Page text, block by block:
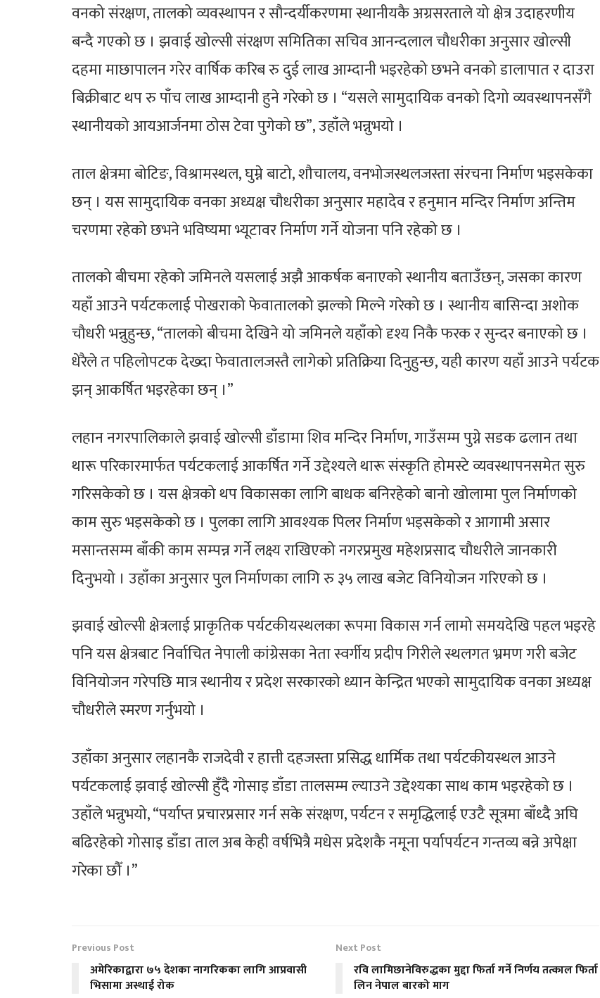
वनको संरक्षण, तालको व्यवस्थापन र सौन्दर्यीकरणमा स्थानीयकै अग्रसरताले यो क्षेत्र उदाहरणीय
बन्दै गएको छ । झवाई खोल्सी संरक्षण समितिका सचिव आनन्दलाल चौधरीका अनुसार खोल्सी
दहमा माछापालन गरेर वार्षिक करिब रु दुई लाख आम्दानी भइरहेको छभने वनको डालापात र दाउरा
बिक्रीबाट थप रु पाँच लाख आम्दानी हुने गरेको छ । “यसले सामुदायिक वनको दिगो व्यवस्थापनसँगै
स्थानीयको आयआर्जनमा ठोस टेवा पुगेको छ”, उहाँले भन्नुभयो ।
ताल क्षेत्रमा बोटिङ, विश्रामस्थल, घुम्ने बाटो, शौचालय, वनभोजस्थलजस्ता संरचना निर्माण भइसकेका
छन् । यस सामुदायिक वनका अध्यक्ष चौधरीका अनुसार महादेव र हनुमान मन्दिर निर्माण अन्तिम
चरणमा रहेको छभने भविष्यमा भ्यूटावर निर्माण गर्ने योजना पनि रहेको छ ।
तालको बीचमा रहेको जमिनले यसलाई अझै आकर्षक बनाएको स्थानीय बताउँछन्, जसका कारण
यहाँ आउने पर्यटकलाई पोखराको फेवातालको झल्को मिल्ने गरेको छ । स्थानीय बासिन्दा अशोक
चौधरी भन्नुहुन्छ, “तालको बीचमा देखिने यो जमिनले यहाँको दृश्य निकै फरक र सुन्दर बनाएको छ ।
धेरैले त पहिलोपटक देख्दा फेवातालजस्तै लागेको प्रतिक्रिया दिनुहुन्छ, यही कारण यहाँ आउने पर्यटक
झन् आकर्षित भइरहेका छन् ।”
लहान नगरपालिकाले झवाई खोल्सी डाँडामा शिव मन्दिर निर्माण, गाउँसम्म पुग्ने सडक ढलान तथा
थारू परिकारमार्फत पर्यटकलाई आकर्षित गर्ने उद्देश्यले थारू संस्कृति होमस्टे व्यवस्थापनसमेत सुरु
गरिसकेको छ । यस क्षेत्रको थप विकासका लागि बाधक बनिरहेको बानो खोलामा पुल निर्माणको
काम सुरु भइसकेको छ । पुलका लागि आवश्यक पिलर निर्माण भइसकेको र आगामी असार
मसान्तसम्म बाँकी काम सम्पन्न गर्ने लक्ष्य राखिएको नगरप्रमुख महेशप्रसाद चौधरीले जानकारी
दिनुभयो । उहाँका अनुसार पुल निर्माणका लागि रु ३५ लाख बजेट विनियोजन गरिएको छ ।
झवाई खोल्सी क्षेत्रलाई प्राकृतिक पर्यटकीयस्थलका रूपमा विकास गर्न लामो समयदेखि पहल भइरहे
पनि यस क्षेत्रबाट निर्वाचित नेपाली कांग्रेसका नेता स्वर्गीय प्रदीप गिरीले स्थलगत भ्रमण गरी बजेट
विनियोजन गरेपछि मात्र स्थानीय र प्रदेश सरकारको ध्यान केन्द्रित भएको सामुदायिक वनका अध्यक्ष
चौधरीले स्मरण गर्नुभयो ।
उहाँका अनुसार लहानकै राजदेवी र हात्ती दहजस्ता प्रसिद्ध धार्मिक तथा पर्यटकीयस्थल आउने
पर्यटकलाई झवाई खोल्सी हुँदै गोसाइ डाँडा तालसम्म ल्याउने उद्देश्यका साथ काम भइरहेको छ ।
उहाँले भन्नुभयो, “पर्याप्त प्रचारप्रसार गर्न सके संरक्षण, पर्यटन र समृद्धिलाई एउटै सूत्रमा बाँध्दै अघि
बढिरहेको गोसाइ डाँडा ताल अब केही वर्षभित्रै मधेस प्रदेशकै नमूना पर्यापर्यटन गन्तव्य बन्ने अपेक्षा
गरेका छौँ ।”
Previous Post
अमेरिकाद्वारा ७५ देशका नागरिकका लागि आप्रवासी
भिसामा अस्थाई रोक
Next Post
रवि लामिछानेविरुद्धका मुद्दा फिर्ता गर्ने निर्णय तत्काल फिर्ता
लिन नेपाल बारको माग